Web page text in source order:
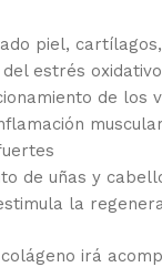
piel,
estrés oxidativo
de los
de uñas y
la
irá